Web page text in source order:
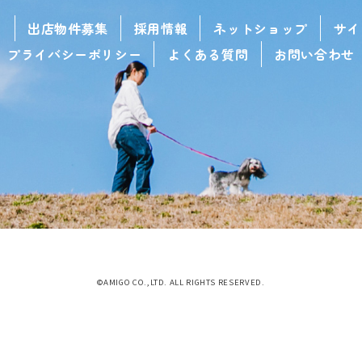
出店物件募集 採用情報 ネットショップ
サ
プライバシーポリシー
よくある質問 お問い合わせ
©AMIGO CO.,LTD. ALL RIGHTS RESERVED.